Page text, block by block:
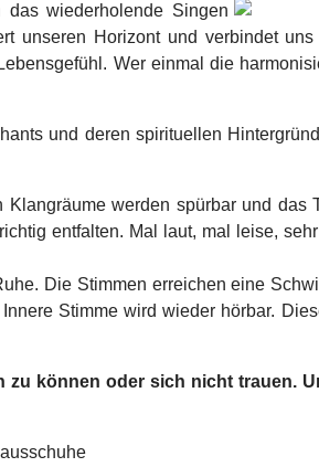
wiederholende Singen
unseren Horizont und verbindet
Wer einmal die
und deren spirituellen
werden spürbar und das
entfalten. Mal laut, mal leise,
Die Stimmen erreichen eine
Stimme wird wieder hörbar.
können oder sich nicht trauen.